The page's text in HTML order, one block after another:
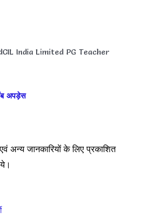
India Limited PG Teacher
अपड़ेस
अन्य जानकारियों के लिए प्रकाशित